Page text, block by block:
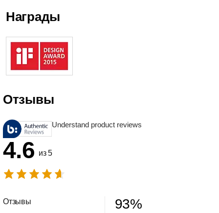
Награды
Отзывы
Understand product reviews
4.6 из 5
Отзывы 93%